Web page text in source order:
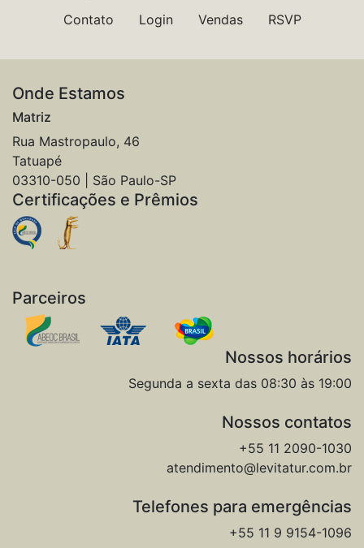
Contato
Login Vendas RSVP
Onde Estamos
Matriz
Rua Mastropaulo, 46
Tatuapé
03310-050 | São Paulo-SP
Certificações e Prêmios
Parceiros
Nossos horários
Segunda a sexta das 08:30 às 19:00
Nossos contatos
+55 11 2090-1030
atendimento@levitatur.com.br
Telefones para emergências
+55 11 9 9154-1096‬